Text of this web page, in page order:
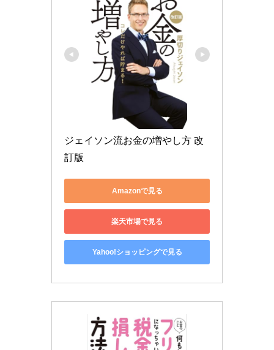
ジェイソン流お金の増やし方 改
訂版
Amazonで見る
楽天市場で見る
Yahoo!ショッピングで見る